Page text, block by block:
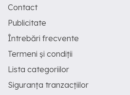
Contact
Publicitate
Întrebări frecvente
Termeni și condiții
Lista categoriilor
Siguranța tranzacțiilor